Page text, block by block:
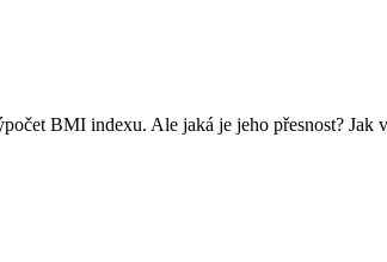
BMI indexu. Ale jaká je jeho přesnost?